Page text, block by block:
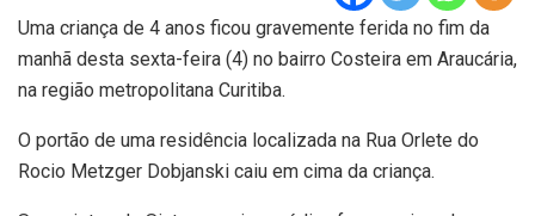
Uma criança de 4 anos ficou gravemente ferida no fim da
manhã desta sexta-feira (4) no bairro Costeira em Araucária,
na região metropolitana Curitiba.
O portão de uma residência localizada na Rua Orlete do
Rocio Metzger Dobjanski caiu em cima da criança.